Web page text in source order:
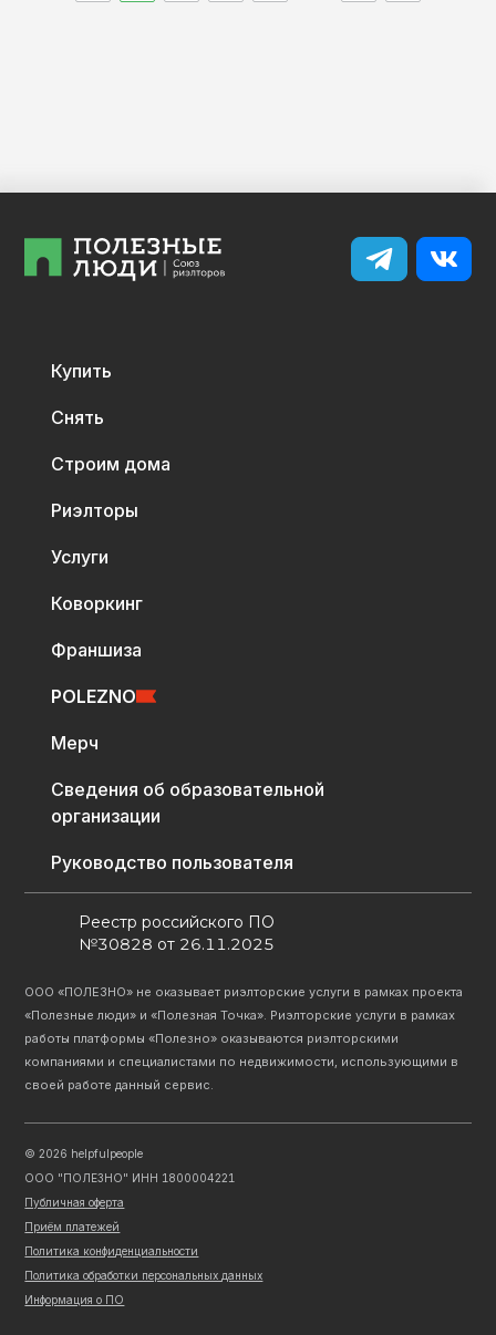
Купить
Снять
Строим дома
Риэлторы
Услуги
Коворкинг
Франшиза
POLEZNO
Мерч
Сведения об образовательной
организации
Руководство пользователя
Реестр российского ПО
№30828 от 26.11.2025
ООО «ПОЛЕЗНО» не оказывает риэлторские услуги в рамках проекта
«Полезные люди» и «Полезная Точка». Риэлторские услуги в рамках
работы платформы «Полезно» оказываются риэлторскими
компаниями и специалистами по недвижимости, использующими в
своей работе данный сервис.
©2026 helpfulpeople
ООО "ПОЛЕЗНО" ИНН 1800004221
Публичная оферта
Приём платежей
Политика конфиденциальности
Политика обработки персональных данных
Информация о ПО